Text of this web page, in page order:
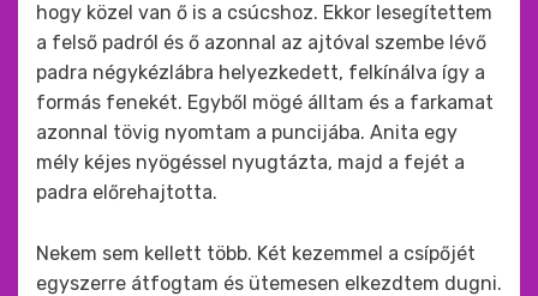
hogy közel van ő is a csúcshoz. Ekkor lesegítettem
a felső padról és ő azonnal az ajtóval szembe lévő
padra négykézlábra helyezkedett, felkínálva így a
formás fenekét. Egyből mögé álltam és a farkamat
azonnal tövig nyomtam a puncijába. Anita egy
mély kéjes nyögéssel nyugtázta, majd a fejét a
padra előrehajtotta.
Nekem sem kellett több. Két kezemmel a csípőjét
egyszerre átfogtam és ütemesen elkezdtem dugni.